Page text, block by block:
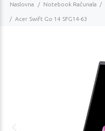
Naslovna Notebook Računala
Acer Swift Go 14 SFG14-63